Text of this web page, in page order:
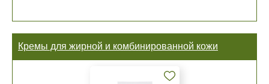
Кремы для жирной и комбинированной кожи